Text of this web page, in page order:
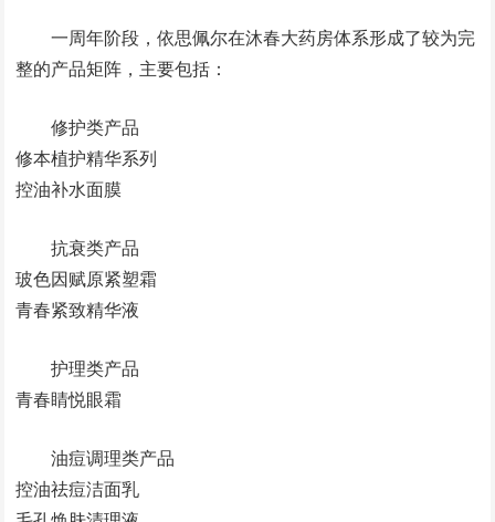
一周年阶段，依思佩尔在沐春大药房体系形成了较为完
整的产品矩阵，主要包括：
修护类产品
修本植护精华系列
控油补水面膜
抗衰类产品
玻色因赋原紧塑霜
青春紧致精华液
护理类产品
青春睛悦眼霜
油痘调理类产品
控油祛痘洁面乳